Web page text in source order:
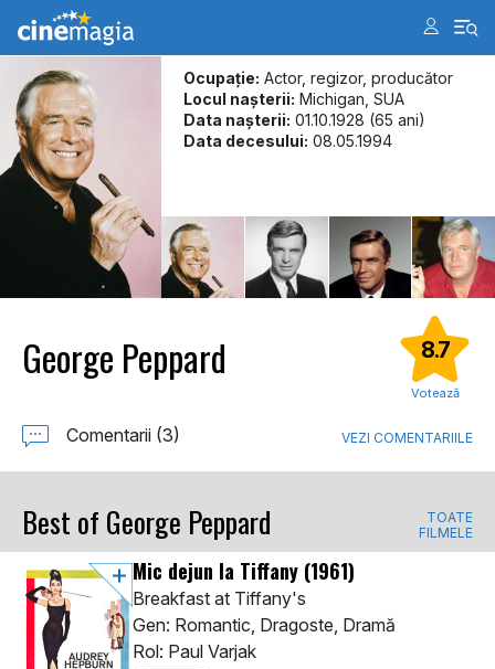
Ocupație: Actor, regizor, producător
Locul naşterii: Michigan, SUA
Data naşterii: 01.10.1928 (65 ani)
Data decesului: 08.05.1994
George Peppard 8.7
Votează
Comentarii (3) VEZI COMENTARIILE
Best of George Peppard
TOATE
FILMELE
Mic dejun la Tiffany (1961)
Breakfast at Tiffany's
Gen: Romantic, Dragoste, Dramă
Rol: Paul Varjak